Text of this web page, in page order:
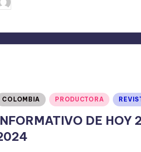
COLOMBIA PRODUCTORA
DE HOY